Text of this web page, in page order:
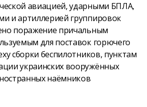
авиацией, ударными БПЛА,
и артиллерией группировок
поражение причальным
для поставок горючего
сборки беспилотников, пунктам
украинских вооружённых
наёмников